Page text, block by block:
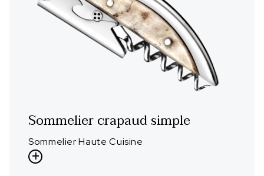
Sommelier crapaud simple
Sommelier Haute Cuisine